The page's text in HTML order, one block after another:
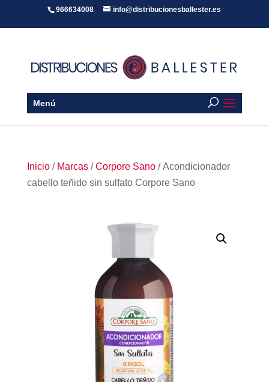
966634008 info@distribucionesballester.es
Menú
Inicio/ Marcas/Corpore Sano/ Acondicionador
cabello teñido sin sulfato Corpore Sano